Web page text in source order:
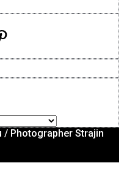
Photographer Strajin